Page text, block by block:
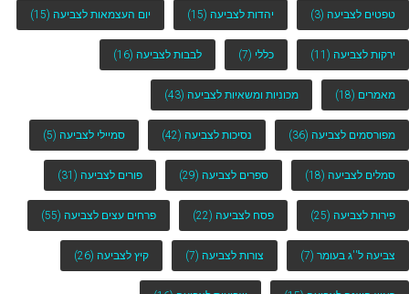
טפטים לצביעה (3) יהדות לצביעה (15) יום העצמאות לצביעה (15)
ירקות לצביעה (11) כללי (7) לבבות לצביעה (16)
מאמרים (18) מכוניות ומשאיות לצביעה (43)
מפורסמים לצביעה (36) נסיכות לצביעה (42) סמיילי לצביעה (5)
סמלים לצביעה (18) ספרים לצביעה (29) פורים לצביעה (31)
פירות לצביעה (25) פסח לצביעה (22) פרחים עצים לצביעה (55)
צביעה ל''ג בעומר (7) צורות לצביעה (7) קיץ לצביעה (26)